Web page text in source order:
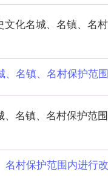
文化名城、名镇、名
名镇、名村保护范
、名镇、名村保护范
村保护范围内进行